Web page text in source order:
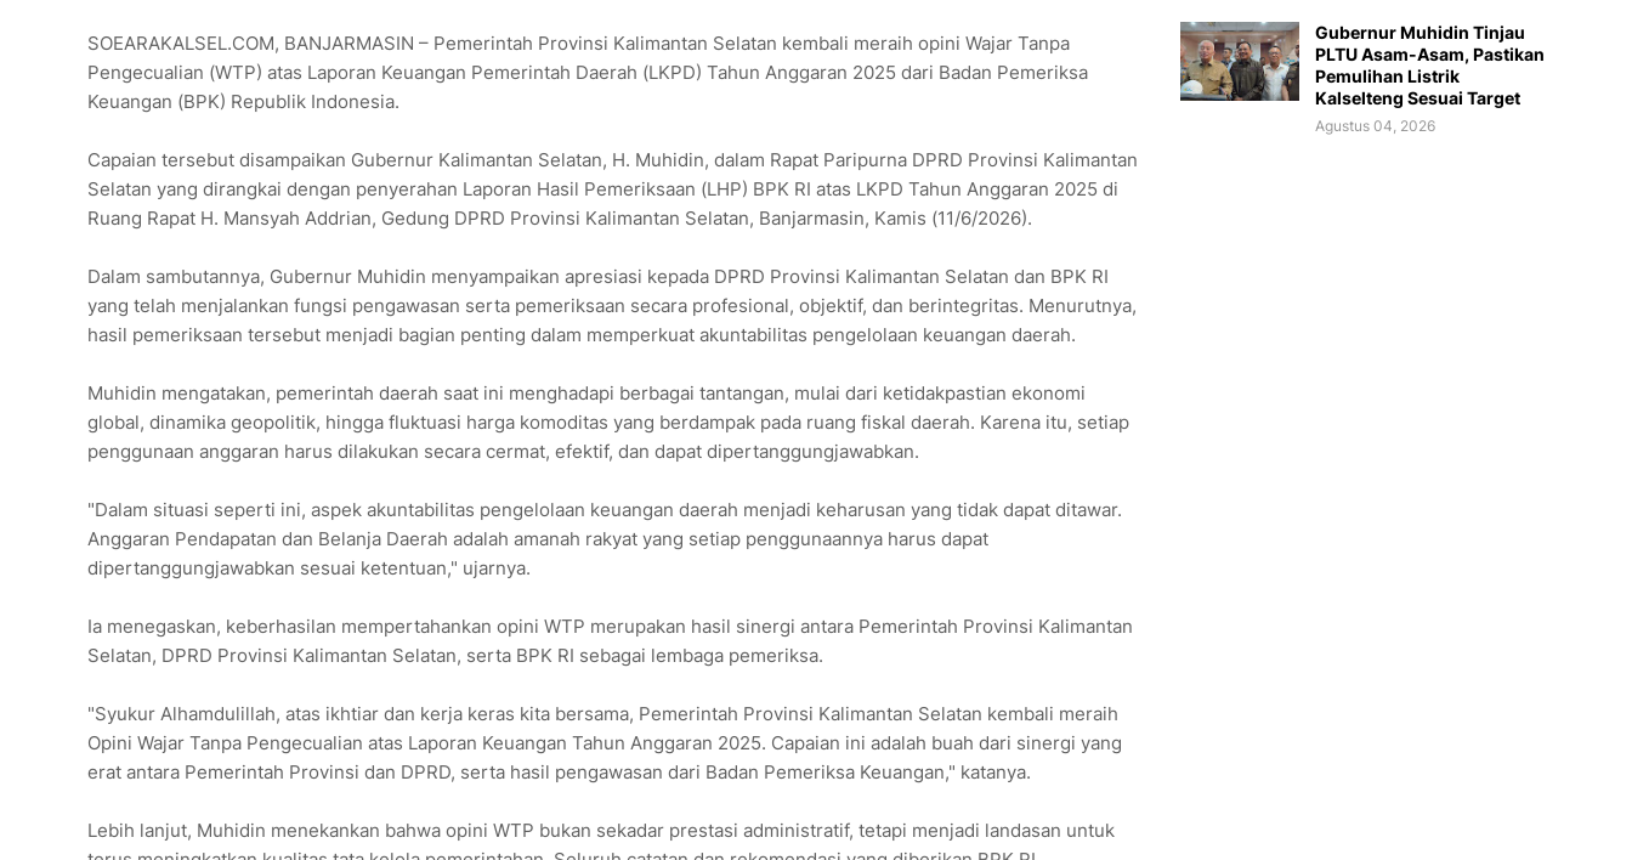
SOEARAKALSEL.COM, BANJARMASIN – Pemerintah Provinsi Kalimantan Selatan kembali meraih opini Wajar Tanpa
Pengecualian (WTP) atas Laporan Keuangan Pemerintah Daerah (LKPD) Tahun Anggaran 2025 dari Badan Pemeriksa
Keuangan (BPK) Republik Indonesia.
Capaian tersebut disampaikan Gubernur Kalimantan Selatan, H. Muhidin, dalam Rapat Paripurna DPRD Provinsi Kalimantan
Selatan yang dirangkai dengan penyerahan Laporan Hasil Pemeriksaan (LHP) BPK RI atas LKPD Tahun Anggaran 2025 di
Ruang Rapat H. Mansyah Addrian, Gedung DPRD Provinsi Kalimantan Selatan, Banjarmasin, Kamis (11/6/2026).
Dalam sambutannya, Gubernur Muhidin menyampaikan apresiasi kepada DPRD Provinsi Kalimantan Selatan dan BPK RI
yang telah menjalankan fungsi pengawasan serta pemeriksaan secara profesional, objektif, dan berintegritas. Menurutnya,
hasil pemeriksaan tersebut menjadi bagian penting dalam memperkuat akuntabilitas pengelolaan keuangan daerah.
Muhidin mengatakan, pemerintah daerah saat ini menghadapi berbagai tantangan, mulai dari ketidakpastian ekonomi
global, dinamika geopolitik, hingga fluktuasi harga komoditas yang berdampak pada ruang fiskal daerah. Karena itu, setiap
penggunaan anggaran harus dilakukan secara cermat, efektif, dan dapat dipertanggungjawabkan.
"Dalam situasi seperti ini, aspek akuntabilitas pengelolaan keuangan daerah menjadi keharusan yang tidak dapat ditawar.
Anggaran Pendapatan dan Belanja Daerah adalah amanah rakyat yang setiap penggunaannya harus dapat
dipertanggungjawabkan sesuai ketentuan," ujarnya.
Ia menegaskan, keberhasilan mempertahankan opini WTP merupakan hasil sinergi antara Pemerintah Provinsi Kalimantan
Selatan, DPRD Provinsi Kalimantan Selatan, serta BPK RI sebagai lembaga pemeriksa.
"Syukur Alhamdulillah, atas ikhtiar dan kerja keras kita bersama, Pemerintah Provinsi Kalimantan Selatan kembali meraih
Opini Wajar Tanpa Pengecualian atas Laporan Keuangan Tahun Anggaran 2025. Capaian ini adalah buah dari sinergi yang
erat antara Pemerintah Provinsi dan DPRD, serta hasil pengawasan dari Badan Pemeriksa Keuangan," katanya.
Lebih lanjut, Muhidin menekankan bahwa opini WTP bukan sekadar prestasi administratif, tetapi menjadi landasan untuk
Gubernur Muhidin Tinjau
PLTU Asam-Asam, Pastikan
Pemulihan Listrik
Kalselteng Sesuai Target
Agustus 04, 2026